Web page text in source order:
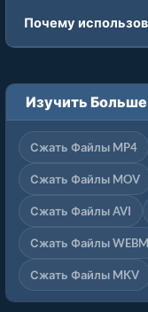
Почему
Изучить
Сжать Файлы MP4
Сжать Файлы MOV
Сжать Файлы AVI
Сжать Файлы WEBM
Сжать Файлы MKV